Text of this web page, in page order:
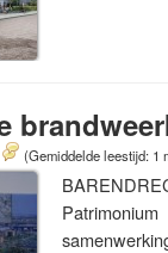
(Gemiddelde leestijd: 1